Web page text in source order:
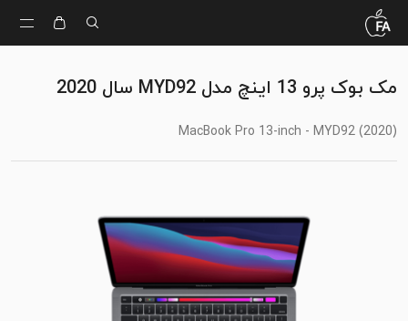
مک بوک پرو 13 اینچ مدل MYD92 سال 2020
(MacBook Pro 13-inch - MYD92 (2020